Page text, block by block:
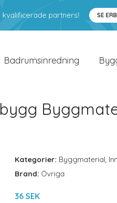
kvalificerade partners! SE
Badrumsinredning
Kategorier: Byggmaterial,
Brand: Övriga
36 SEK